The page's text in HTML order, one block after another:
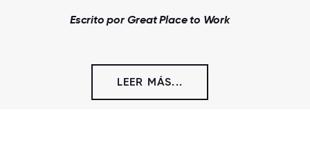
Escrito por Great Place to Work
LEER MÁS...